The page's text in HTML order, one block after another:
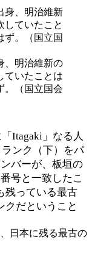
、明治維新の
ていたことは
。（国立国会
Itagaki」なる人
ンク（下）をパ
バーが、板垣の
号と一致したこ
残っている最古
クだということ
日本に残る最古の